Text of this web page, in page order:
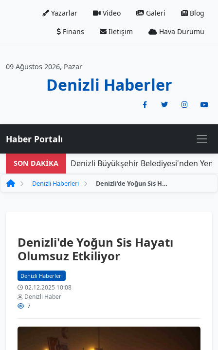
Yazarlar Video Galeri
Blog
Finans
İletişim Hava Durumu
09 Ağustos 2026, Pazar
Denizli Haberler
Haber Portalı
SON DAKİKA Denizli Büyükşehir Belediyesi'nden Yeni
Denizli Haberleri Denizli'de Yoğun Sis Hayatı Olumsuz Etkiliyor
Denizli'de Yoğun Sis Hayatı
Olumsuz Etkiliyor
Denizli Haberleri
02.12.2025 10:08
Denizli Haber
7